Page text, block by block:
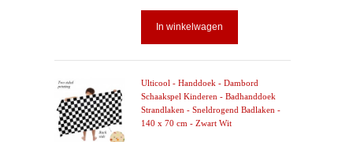
In winkelwagen
Ulticool - Handdoek - Dambord
Schaakspel Kinderen - Badhanddoek
Strandlaken - Sneldrogend Badlaken -
140 x 70 cm - Zwart Wit